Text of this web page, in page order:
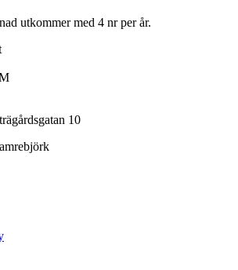
utkommer med 4 nr per år.
10